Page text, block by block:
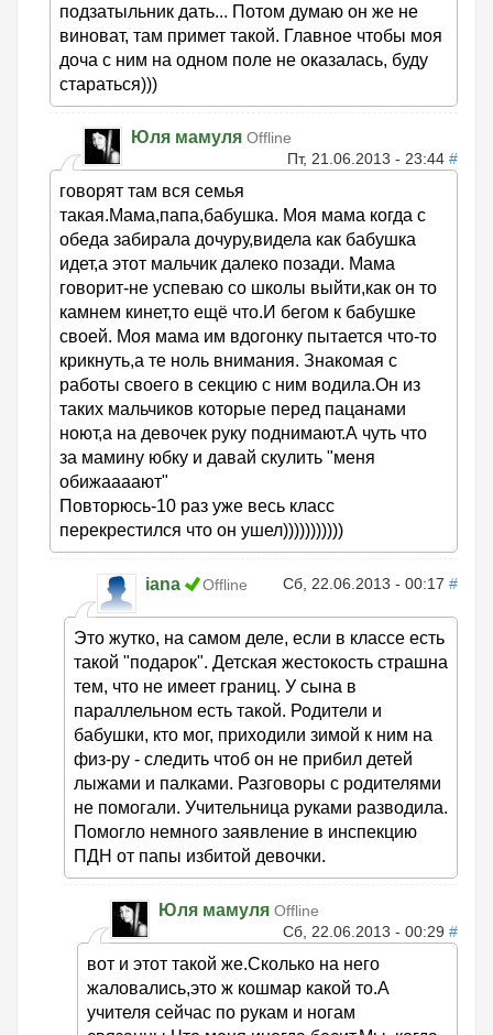
подзатыльник дать... Потом думаю он же не
виноват, там примет такой. Главное чтобы моя
доча с ним на одном поле не оказалась, буду
стараться)))
Юля мамуля Offline
Пт, 21.06.2013 - 23:44 #
говорят там вся семья
такая.Мама,папа,бабушка. Моя мама когда с
обеда забирала дочуру,видела как бабушка
идет,а этот мальчик далеко позади. Мама
говорит-не успеваю со школы выйти,как он то
камнем кинет,то ещё что.И бегом к бабушке
своей. Моя мама им вдогонку пытается что-то
крикнуть,а те ноль внимания. Знакомая с
работы своего в секцию с ним водила.Он из
таких мальчиков которые перед пацанами
ноют,а на девочек руку поднимают.А чуть что
за мамину юбку и давай скулить "меня
обижаааают"
Повторюсь-10 раз уже весь класс
перекрестился что он ушел)))))))))))
iana Offline Сб, 22.06.2013 - 00:17 #
Это жутко, на самом деле, если в классе есть
такой "подарок". Детская жестокость страшна
тем, что не имеет границ. У сына в
параллельном есть такой. Родители и
бабушки, кто мог, приходили зимой к ним на
физ-ру - следить чтоб он не прибил детей
лыжами и палками. Разговоры с родителями
не помогали. Учительница руками разводила.
Помогло немного заявление в инспекцию
ПДН от папы избитой девочки.
Юля мамуля Offline
Сб, 22.06.2013 - 00:29 #
вот и этот такой же.Сколько на него
жаловались,это ж кошмар какой то.А
учителя сейчас по рукам и ногам